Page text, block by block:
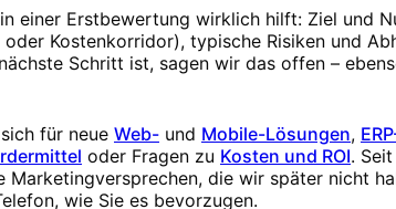
einer Erstbewertung wirklich hilft: Ziel und
Kostenkorridor), typische Risiken und
Schritt ist, sagen wir das offen –
für neue Web- und Mobile-Lösungen,
oder Fragen zu Kosten und ROI.
Marketingversprechen, die wir später nicht
wie Sie es bevorzugen.